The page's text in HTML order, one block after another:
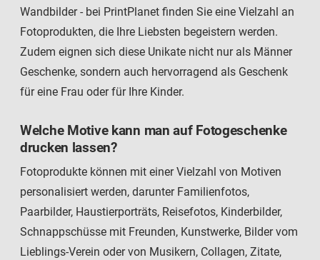
Wandbilder - bei PrintPlanet finden Sie eine Vielzahl an
Fotoprodukten, die Ihre Liebsten begeistern werden.
Zudem eignen sich diese Unikate nicht nur als Männer
Geschenke, sondern auch hervorragend als Geschenk
für eine Frau oder für Ihre Kinder.
Welche Motive kann man auf Fotogeschenke
drucken lassen?
Fotoprodukte können mit einer Vielzahl von Motiven
personalisiert werden, darunter Familienfotos,
Paarbilder, Haustierporträts, Reisefotos, Kinderbilder,
Schnappschüsse mit Freunden, Kunstwerke, Bilder vom
Lieblings-Verein oder von Musikern, Collagen, Zitate,